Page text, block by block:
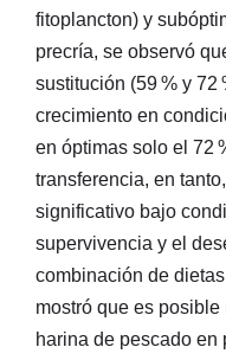
fitoplancton) y
precría, se observó
sustitución (59 % y 72
crecimiento en
en óptimas solo el 72
transferencia, en
significativo bajo
supervivencia y el
combinación de
mostró que es
harina de pescado en